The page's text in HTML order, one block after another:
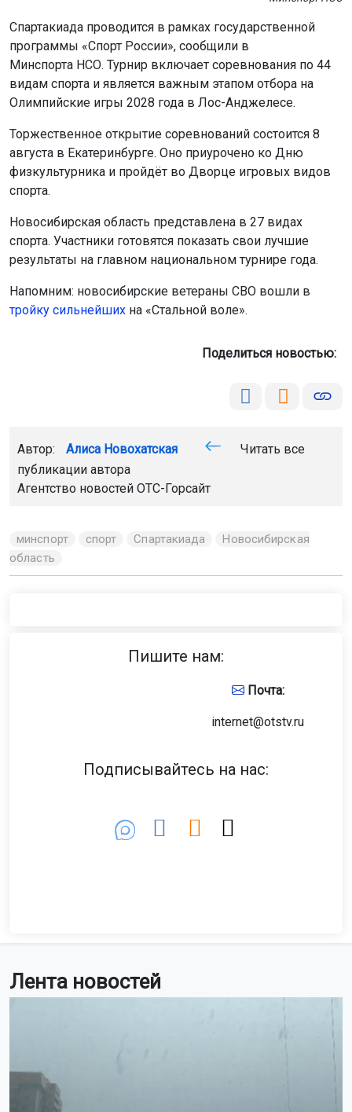
Лента новостей
Спартакиада проводится в рамках государственной
программы «Спорт России», сообщили в
Минспорта НСО. Турнир включает соревнования по 44
видам спорта и является важным этапом отбора на
Олимпийские игры 2028 года в Лос-Анджелесе.
Торжественное открытие соревнований состоится 8
августа в Екатеринбурге. Оно приурочено ко Дню
физкультурника и пройдёт во Дворце игровых видов
спорта.
Новосибирская область представлена в 27 видах
спорта. Участники готовятся показать свои лучшие
результаты на главном национальном турнире года.
Напомним: новосибирские ветераны СВО вошли в
тройку сильнейших на «Стальной воле».
Поделиться новостью:
Автор: Алиса Новохатская
Читать все
публикации автора
Агентство новостей ОТС-Горсайт
минспорт спорт Спартакиада
Новосибирская
область
Пишите нам:
Почта:
internet@otstv.ru
Подписывайтесь на нас: